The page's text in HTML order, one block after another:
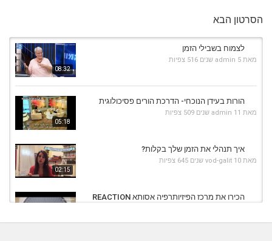
הסרטון הבא
08:32
לצמוח בשבילי הזמן
מאת admin 5 שנים 516 צפיות
05:18
הורות בעידן הנוכחי- הדרכת הורים פסיכולוגית
מאת admin 11 שנים 509 צפיות
02:15
איך תנהלי את הזמן שלך בקלות?
מאת vod-galit 10 שנים 645 צפיות
הכירו את מרכז הפיזיותרפיה אסותא REACTION